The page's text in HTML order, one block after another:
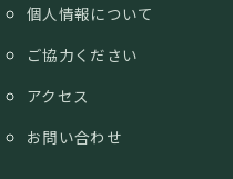
個人情報について
ご協力ください
アクセス
お問い合わせ